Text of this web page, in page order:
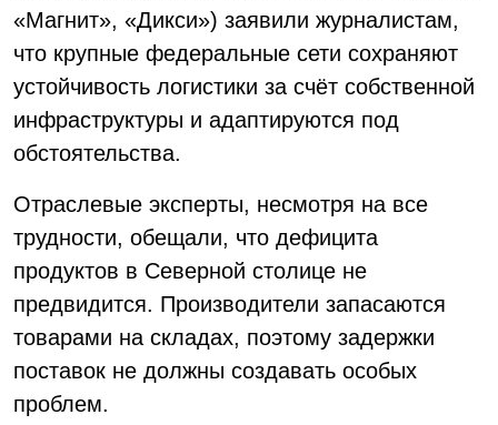
«Магнит», «Дикси») заявили журналистам,
что крупные федеральные сети сохраняют
устойчивость логистики за счёт собственной
инфраструктуры и адаптируются под
обстоятельства.
Отраслевые эксперты, несмотря на все
трудности, обещали, что дефицита
продуктов в Северной столице не
предвидится. Производители запасаются
товарами на складах, поэтому задержки
поставок не должны создавать особых
проблем.